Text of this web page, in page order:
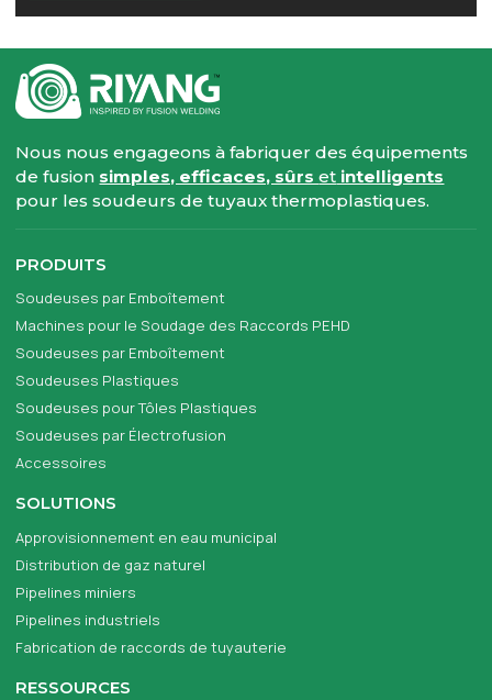
Nous nous engageons à fabriquer des équipements
de fusion simples, efficaces, sûrset intelligents
pour les soudeurs de tuyaux thermoplastiques.
PRODUITS
Soudeuses par Emboîtement
Machines pour le Soudage des Raccords PEHD
Soudeuses par Emboîtement
Soudeuses Plastiques
Soudeuses pour Tôles Plastiques
Soudeuses par Électrofusion
Accessoires
SOLUTIONS
Approvisionnement en eau municipal
Distribution de gaz naturel
Pipelines miniers
Pipelines industriels
Fabrication de raccords de tuyauterie
RESSOURCES